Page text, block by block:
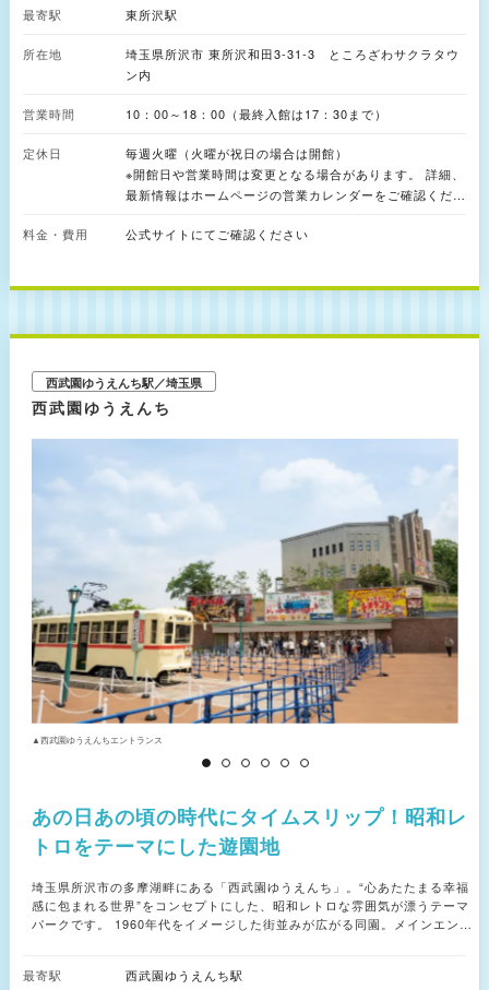
ユニークなメッセージを伝える実験的な企画展示室、日本が世界に誇るアニ
編集工学者・松岡正剛氏の監修のもと、25,000冊もの本が50mの通りに配
架されている「エディットタウン-ブックストリート」、屋根裏的階段空間
プ」などが展開されています。 中でも圧巻なのが、高さ約8mの巨大本棚に
マッピングも上映され、本の内容が表紙の外に飛び出してくるような音と映
像の体験が味わえます。
最寄駅 東所沢駅
所在地
埼玉県所沢市 東所沢和田3-31-3 ところざわサクラタウ
ン内
営業時間 10：00～18：00（最終入館は17：30まで）
定休日
毎週火曜（火曜が祝日の場合は開館）
※開館日や営業時間は変更となる場合があります。 詳細、
最新情報はホームページの営業カレンダーをご確認くださ
料金・費用
公式サイトにてご確認ください
西武園ゆうえんち駅／埼玉県
西武園ゆうえんち
▲西武園ゆうえんちエントランス
あの日あの頃の時代にタイムスリップ！昭和レ
トロをテーマにした遊園地
埼玉県所沢市の多摩湖畔にある「西武園ゆうえんち」。“心あたたまる幸福
感に包まれる世界”をコンセプトにした、昭和レトロな雰囲気が漂うテーマ
パークです。 1960年代をイメージした街並みが広がる同園。メインエント
る映画館「夕陽館」では、「ゴジラ・ザ・ライド」など話題のプログラムを
最寄駅 西武園ゆうえんち駅